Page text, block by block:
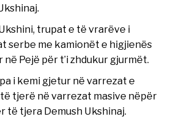
trupat e të vrarëve i
serbe me kamionët e higjienës
në Pejë për t’i zhdukur gjurmët.
i kemi gjetur në varrezat e
të tjerë në varrezat masive nëpër
të tjera Demush Ukshinaj.